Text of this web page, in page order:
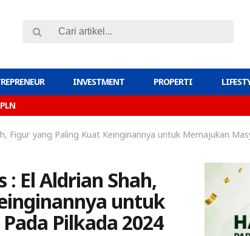
INVESTMENT PROPERTI
PLN
Figur yang Paling Kuat Keinginannya untuk Memajukan
El Aldrian Shah,
untuk
Pilkada 2024